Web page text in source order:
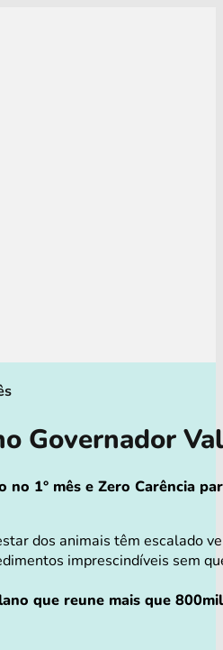
Governador
no 1° mês e Zero Carência
dos animais têm escalado
imprescindíveis sem
que reune mais que